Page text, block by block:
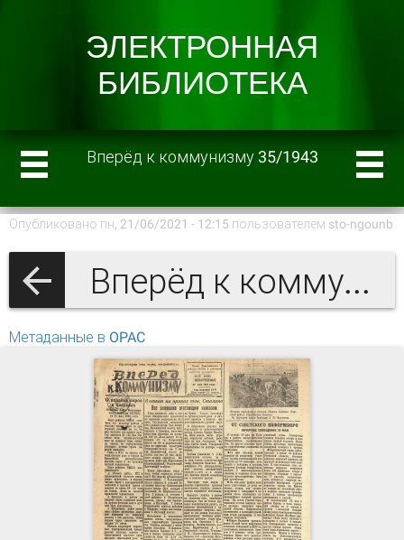
Вперёд к коммунизму 35/1943
Опубликовано пн, 21/06/2021 - 12:15 пользователем sto-ngounb
Вперёд к коммунизму 1943 г.
Метаданные в OPAC